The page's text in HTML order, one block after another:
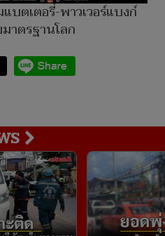
บตเตอรี่-พาวเวอร์แบงก์
าตรฐานโลก